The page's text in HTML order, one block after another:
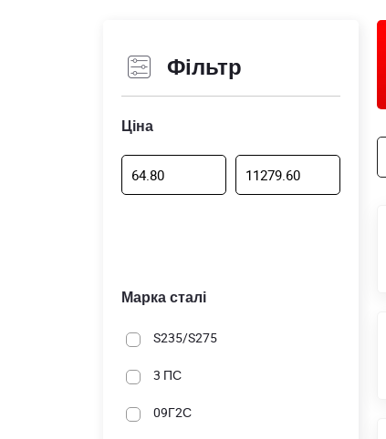
Фільтр
Ціна
Марка сталі
S235/S275
3 ПС
09Г2С